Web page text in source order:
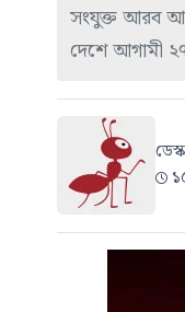
সংযুক্ত আরব
দেশে আগামী